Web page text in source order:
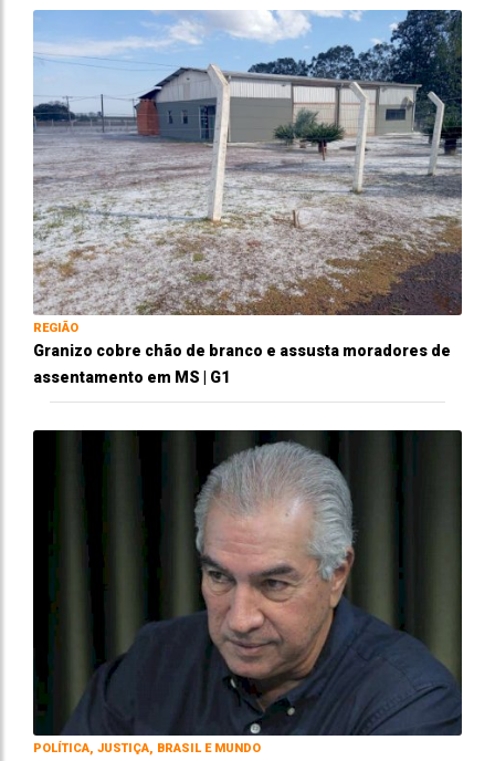
REGIÃO
Granizo cobre chão de branco e assusta moradores de
assentamento em MS | G1
POLÍTICA, JUSTIÇA, BRASIL E MUNDO